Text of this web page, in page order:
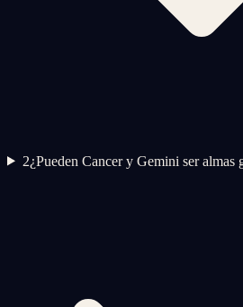
2¿Pueden Cancer y Gemini ser almas